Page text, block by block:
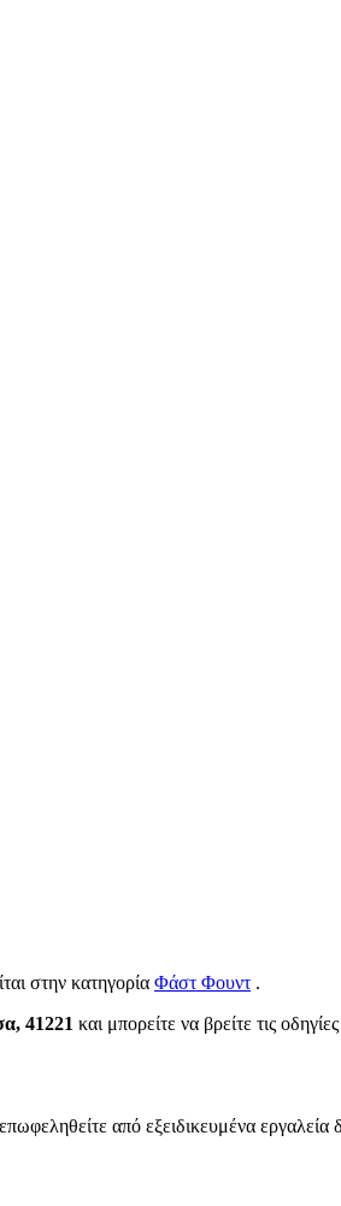
στην κατηγορία Φάστ Φουντ .
41221 και μπορείτε να βρείτε τις
από εξειδικευμένα